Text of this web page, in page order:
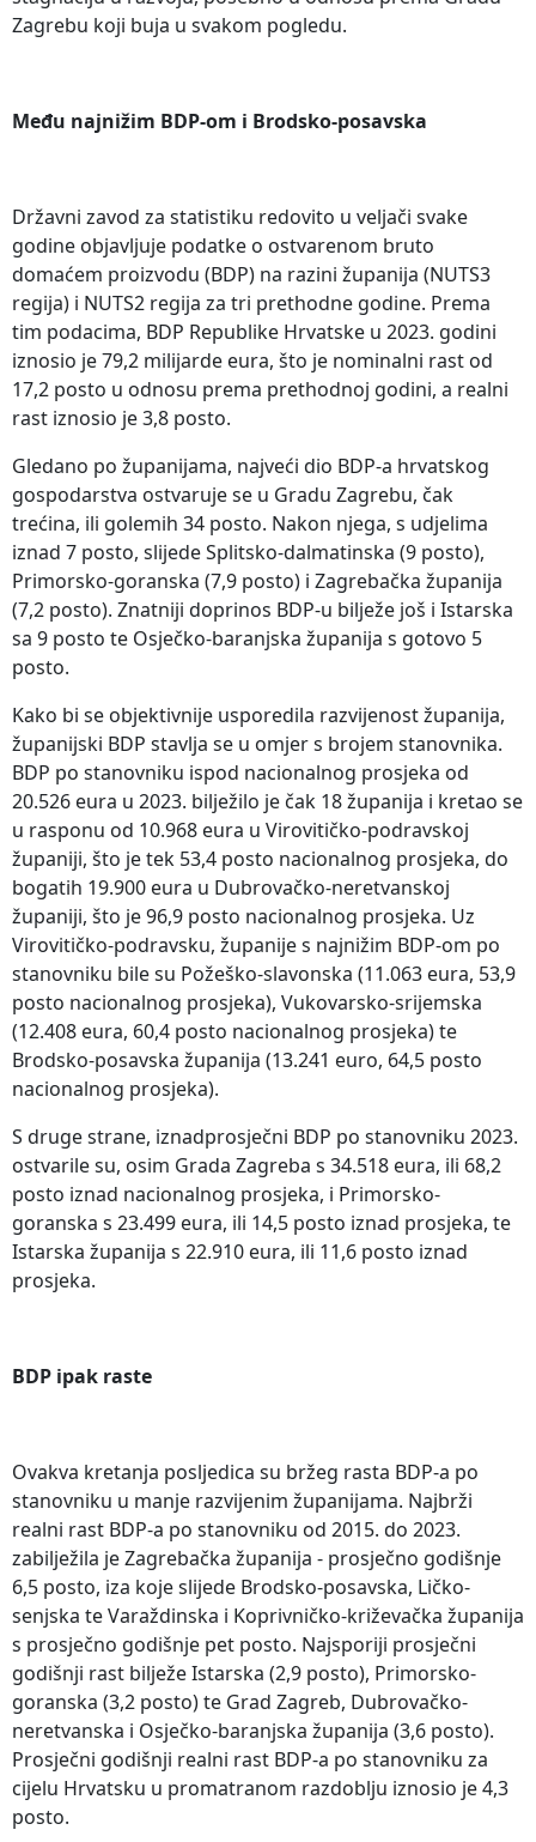
Zagrebu koji buja u svakom pogledu.
Među najnižim BDP-om i Brodsko-posavska
Državni zavod za statistiku redovito u veljači svake
godine objavljuje podatke o ostvarenom bruto
domaćem proizvodu (BDP) na razini županija (NUTS3
regija) i NUTS2 regija za tri prethodne godine. Prema
tim podacima, BDP Republike Hrvatske u 2023. godini
iznosio je 79,2 milijarde eura, što je nominalni rast od
17,2 posto u odnosu prema prethodnoj godini, a realni
rast iznosio je 3,8 posto.
Gledano po županijama, najveći dio BDP-a hrvatskog
gospodarstva ostvaruje se u Gradu Zagrebu, čak
trećina, ili golemih 34 posto. Nakon njega, s udjelima
iznad 7 posto, slijede Splitsko-dalmatinska (9 posto),
Primorsko-goranska (7,9 posto) i Zagrebačka županija
(7,2 posto). Znatniji doprinos BDP-u bilježe još i Istarska
sa 9 posto te Osječko-baranjska županija s gotovo 5
posto.
Kako bi se objektivnije usporedila razvijenost županija,
županijski BDP stavlja se u omjer s brojem stanovnika.
BDP po stanovniku ispod nacionalnog prosjeka od
20.526 eura u 2023. bilježilo je čak 18 županija i kretao se
u rasponu od 10.968 eura u Virovitičko-podravskoj
županiji, što je tek 53,4 posto nacionalnog prosjeka, do
bogatih 19.900 eura u Dubrovačko-neretvanskoj
županiji, što je 96,9 posto nacionalnog prosjeka. Uz
Virovitičko-podravsku, županije s najnižim BDP-om po
stanovniku bile su Požeško-slavonska (11.063 eura, 53,9
posto nacionalnog prosjeka), Vukovarsko-srijemska
(12.408 eura, 60,4 posto nacionalnog prosjeka) te
Brodsko-posavska županija (13.241 euro, 64,5 posto
nacionalnog prosjeka).
S druge strane, iznadprosječni BDP po stanovniku 2023.
ostvarile su, osim Grada Zagreba s 34.518 eura, ili 68,2
posto iznad nacionalnog prosjeka, i Primorsko-
goranska s 23.499 eura, ili 14,5 posto iznad prosjeka, te
Istarska županija s 22.910 eura, ili 11,6 posto iznad
prosjeka.
BDP ipak raste
Ovakva kretanja posljedica su bržeg rasta BDP-a po
stanovniku u manje razvijenim županijama. Najbrži
realni rast BDP-a po stanovniku od 2015. do 2023.
zabilježila je Zagrebačka županija - prosječno godišnje
6,5 posto, iza koje slijede Brodsko-posavska, Ličko-
senjska te Varaždinska i Koprivničko-križevačka županija
s prosječno godišnje pet posto. Najsporiji prosječni
godišnji rast bilježe Istarska (2,9 posto), Primorsko-
goranska (3,2 posto) te Grad Zagreb, Dubrovačko-
neretvanska i Osječko-baranjska županija (3,6 posto).
Prosječni godišnji realni rast BDP-a po stanovniku za
cijelu Hrvatsku u promatranom razdoblju iznosio je 4,3
posto.